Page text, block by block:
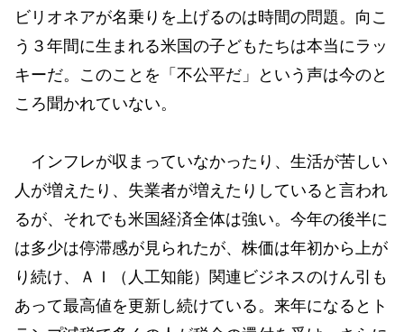
ビリオネアが名乗りを上げるのは時間の問題。向こ
う３年間に生まれる米国の子どもたちは本当にラッ
キーだ。このことを「不公平だ」という声は今のと
ころ聞かれていない。
インフレが収まっていなかったり、生活が苦しい
人が増えたり、失業者が増えたりしていると言われ
るが、それでも米国経済全体は強い。今年の後半に
は多少は停滞感が見られたが、株価は年初から上が
り続け、ＡＩ（人工知能）関連ビジネスのけん引も
あって最高値を更新し続けている。来年になるとト